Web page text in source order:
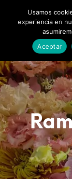
Usamos
experiencia en
Aceptar